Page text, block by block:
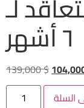
٦ أشهر
139,000$
السلة